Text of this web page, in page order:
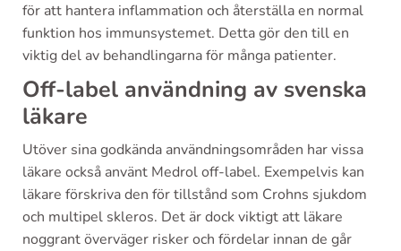
för att hantera inflammation och återställa en normal
funktion hos immunsystemet. Detta gör den till en
viktig del av behandlingarna för många patienter.
Off-label användning av svenska
läkare
Utöver sina godkända användningsområden har vissa
läkare också använt Medrol off-label. Exempelvis kan
läkare förskriva den för tillstånd som Crohns sjukdom
och multipel skleros. Det är dock viktigt att läkare
noggrant överväger risker och fördelar innan de går